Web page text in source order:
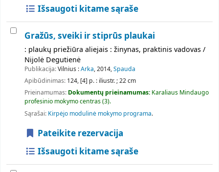
Išsaugoti kitame sąraše
Gražūs, sveiki ir stiprūs plaukai
: plaukų priežiūra aliejais : žinynas, praktinis vadovas /
Nijolė Degutienė
Publikacija:Vilnius :Arka, 2014,Spauda
Apibūdinimas: 124, [4] p. : iliustr. ; 22 cm
Prieinamumas: Dokumentų prieinamumas: Karaliaus Mindaugo
profesinio mokymo centras(3).
Sąrašai: Kirpėjo modulinė mokymo programa.
Pateikite rezervacija
Išsaugoti kitame sąraše